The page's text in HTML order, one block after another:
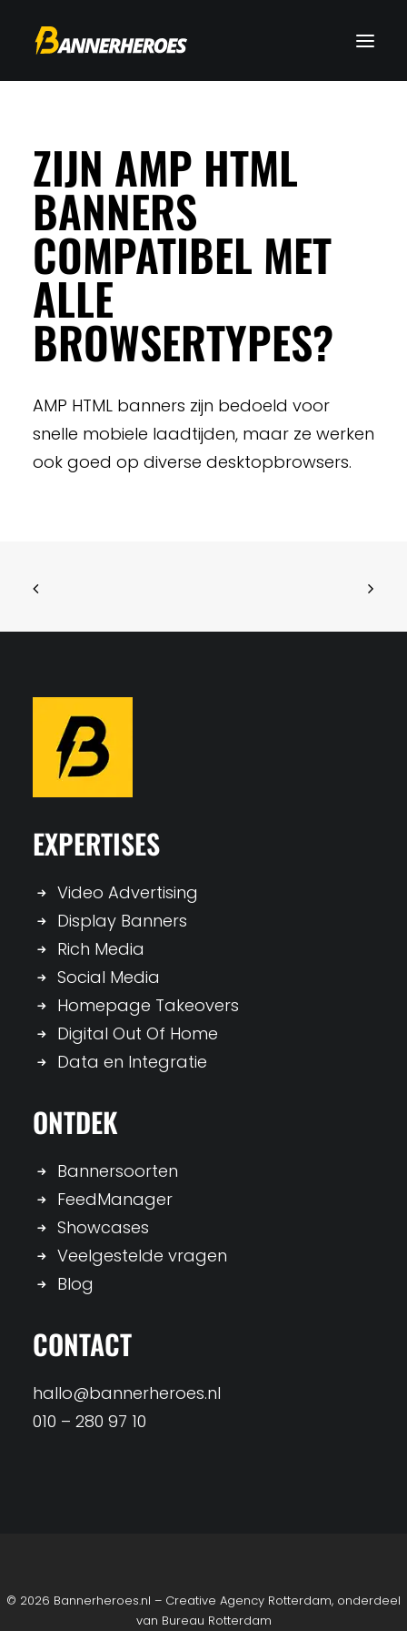
ZIJN AMP HTML
BANNERS
COMPATIBEL MET
ALLE
BROWSERTYPES?
AMP HTML banners zijn bedoeld voor
snelle mobiele laadtijden, maar ze werken
ook goed op diverse desktopbrowsers.
EXPERTISES
Video Advertising
Display Banners
Rich Media
Social Media
Homepage Takeovers
Digital Out Of Home
Data en Integratie
ONTDEK
Bannersoorten
FeedManager
Showcases
Veelgestelde vragen
Blog
CONTACT
hallo@bannerheroes.nl
010 – 280 97 10
© 2026 Bannerheroes.nl – Creative Agency Rotterdam, onderdeel
van Bureau Rotterdam